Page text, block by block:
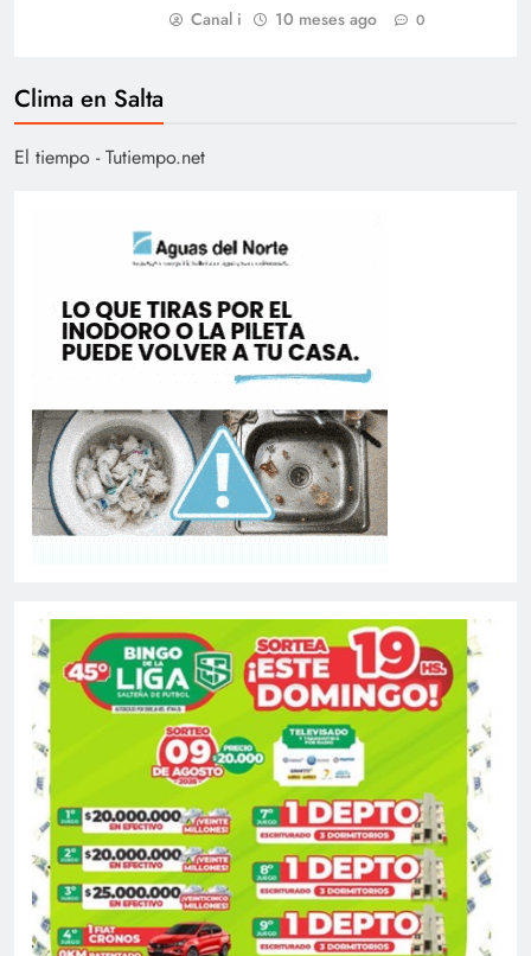
Canal i 10 meses ago 0
Clima en Salta
El tiempo - Tutiempo.net